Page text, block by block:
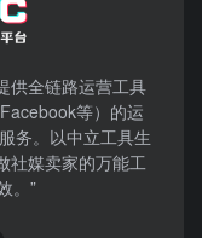
供全链路运营工具
等）​的运
务。以中立工具生
媒卖家的万能工
。”